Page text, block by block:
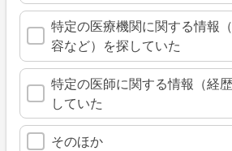
特定の医療機関に関する情報
容など）を探していた
特定の医師に関する情報（経
していた
そのほか